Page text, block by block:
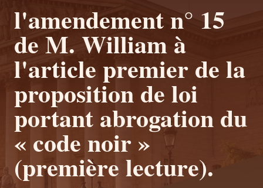
l'amendement n° 15
de M. William à
l'article premier de la
proposition de loi
portant abrogation du
« code noir »
(première lecture).